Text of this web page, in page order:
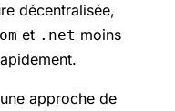
décentralisée,
et .net moins
approche de